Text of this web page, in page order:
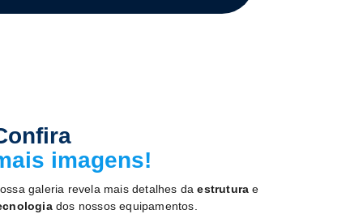
imagens!
galeria revela mais detalhes daestrutura e
dos nossos equipamentos.